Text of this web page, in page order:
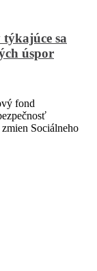
sa
úspor
fond
Sociálneho